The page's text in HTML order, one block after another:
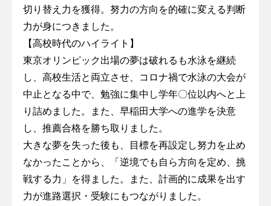
切り替え力を獲得。努力の方向を的確に変える判断
力が身につきました。
【高校時代のハイライト】
東京オリンピック出場の夢は破れるも水泳を継続
し、高校生活と両立させ、コロナ禍で水泳の大会が
中止となる中で、勉強に集中し学年〇位以内へと上
り詰めました。また、早稲田大学への進学を決意
し、推薦合格を勝ち取りました。
大きな夢を失った後も、目標を再設定し努力を止め
なかったことから、「逆境でも自ら方向を定め、挑
戦する力」を得ました。また、計画的に成果を出す
力が進路選択・受験にもつながりました。